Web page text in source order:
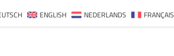
FRANÇAIS
NEDERLANDS
ENGLISH